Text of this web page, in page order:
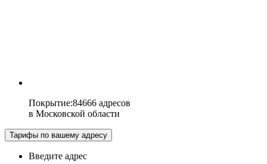
Покрытие:84666 адресов
в Московской области
Тарифы по вашему адресу
Введите адрес